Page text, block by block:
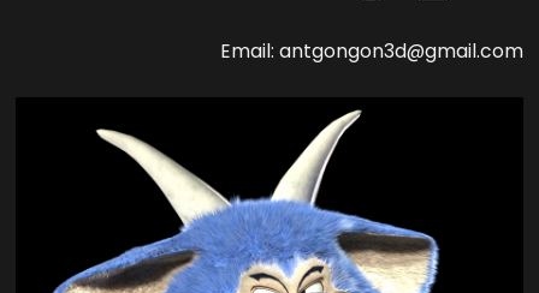
Email: antgongon3d@gmail.com